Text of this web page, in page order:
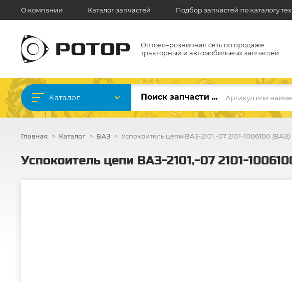
О компании Каталог запчастей Подбор запчастей по каталогу
Оптово–розничная сеть по продаже
тракторный и автомобильных запчастей
Каталог Артикул или
Главная Каталог ВАЗ Успокоитель цепи ВАЗ-2101,-07 2101-1006100 (ВАЗ)
Успокоитель цепи ВАЗ-2101,-07 2101-